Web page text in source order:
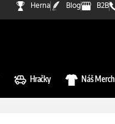
Herna Blog B2B
Hračky Náš Merch